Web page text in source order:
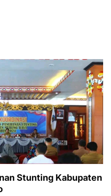
Stunting Kabupaten